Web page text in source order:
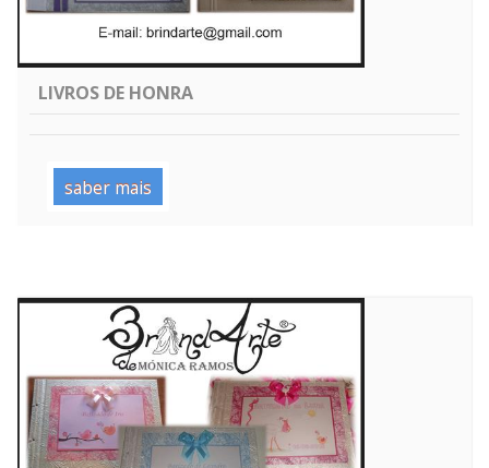
LIVROS DE HONRA
saber mais